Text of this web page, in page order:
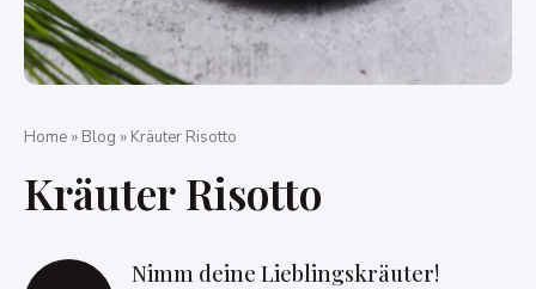
Home » Blog » Kräuter Risotto
Kräuter Risotto
Nimm deine Lieblingskräuter!